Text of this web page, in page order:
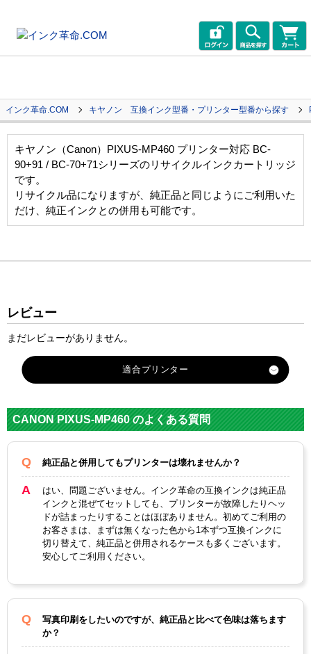
インク革命.COM キヤノン 互換インク型番・プリンター型番から探す
キヤノン（Canon）PIXUS-MP460 プリンター対応 BC-
90+91 / BC-70+71シリーズのリサイクルインクカートリッジ
です。
リサイクル品になりますが、純正品と同じようにご利用いた
だけ、純正インクとの併用も可能です。
レビュー
まだレビューがありません。
CANON PIXUS-MP460 のよくある質問
純正品と併用してもプリンターは壊れませんか？
はい、問題ございません。インク革命の互換インクは純正品
インクと混ぜてセットしても、プリンターが故障したりヘッ
ドが詰まったりすることはほぼありません。初めてご利用の
お客さまは、まずは無くなった色から1本ずつ互換インクに
切り替えて、純正品と併用されるケースも多くございます。
安心してご利用ください。
写真印刷をしたいのですが、純正品と比べて色味は落ちます
か？